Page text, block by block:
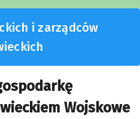
i zarządców
Wojskowe